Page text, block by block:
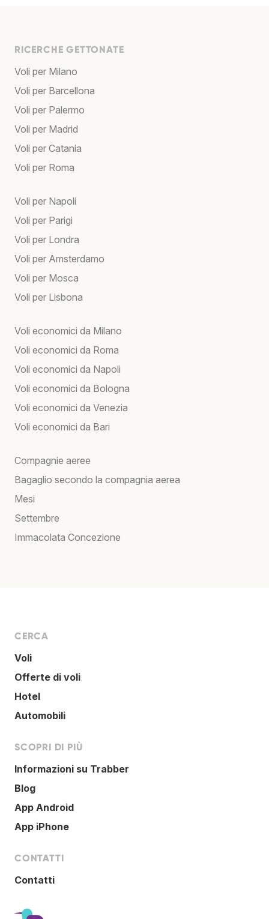
RICERCHE GETTONATE
Voli per Milano
Voli per Barcellona
Voli per Palermo
Voli per Madrid
Voli per Catania
Voli per Roma
Voli per Napoli
Voli per Parigi
Voli per Londra
Voli per Amsterdamo
Voli per Mosca
Voli per Lisbona
Voli economici da Milano
Voli economici da Roma
Voli economici da Napoli
Voli economici da Bologna
Voli economici da Venezia
Voli economici da Bari
Compagnie aeree
Bagaglio secondo la compagnia aerea
Mesi
Settembre
Immacolata Concezione
CERCA
Voli
Offerte di voli
Hotel
Automobili
SCOPRI DI PIÙ
Informazioni su Trabber
Blog
App Android
App iPhone
CONTATTI
Contatti